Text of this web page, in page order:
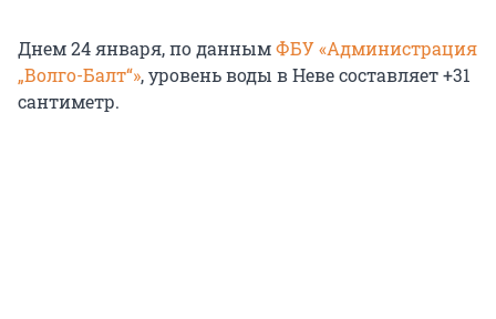
Днем 24 января, по даннымФБУ «Администрация
„Волго-Балт“», уровень воды в Неве составляет +31
сантиметр.